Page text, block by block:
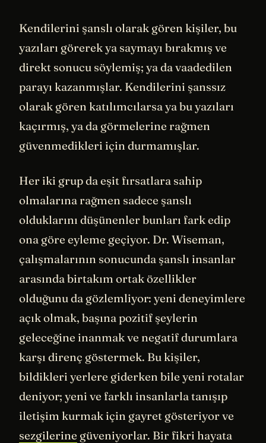
Kendilerini şanslı olarak gören kişiler, bu
yazıları görerek ya saymayı bırakmış ve
direkt sonucu söylemiş; ya da vaadedilen
parayı kazanmışlar. Kendilerini şanssız
olarak gören katılımcılarsa ya bu yazıları
kaçırmış, ya da görmelerine rağmen
güvenmedikleri için durmamışlar.
Her iki grup da eşit fırsatlara sahip
olmalarına rağmen sadece şanslı
olduklarını düşünenler bunları fark edip
ona göre eyleme geçiyor. Dr. Wiseman,
çalışmalarının sonucunda şanslı insanlar
arasında birtakım ortak özellikler
olduğunu da gözlemliyor: yeni deneyimlere
açık olmak, başına pozitif şeylerin
geleceğine inanmak ve negatif durumlara
karşı direnç göstermek. Bu kişiler,
bildikleri yerlere giderken bile yeni rotalar
deniyor; yeni ve farklı insanlarla tanışıp
iletişim kurmak için gayret gösteriyor ve
sezgilerine güveniyorlar. Bir fikri hayata